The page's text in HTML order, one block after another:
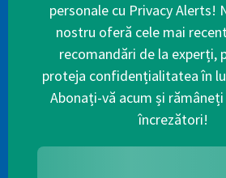
personale cu Privacy Alerts!
nostru oferă cele mai
recomandări de la experți,
proteja confidențialitatea în
Abonați-vă acum și
încrezători!